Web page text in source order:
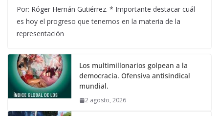
Por: Róger Hernán Gutiérrez. * Importante destacar cuál
es hoy el progreso que tenemos en la materia de la
representación
Los multimillonarios golpean a la
democracia. Ofensiva antisindical
mundial.
2 agosto, 2026